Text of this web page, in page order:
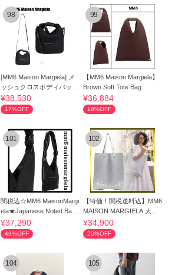
98
[MM6 Maison Margiela] メ
ッシュクロスボディバッグ
☆送料込☆
¥38,530
17%OFF
99
【MM6 Maison Margiela】
Brown Soft Tote Bag
¥36,884
18%OFF
101
関税込☆MM6 MaisonMargi
ela★Japanese Noted Bag
トートバッグ
¥37,290
43%OFF
102
【特価！関税送料込】MM6
MAISON MARGIELA 大容
量 MIRANOトート
¥34,900
20%OFF
104 105